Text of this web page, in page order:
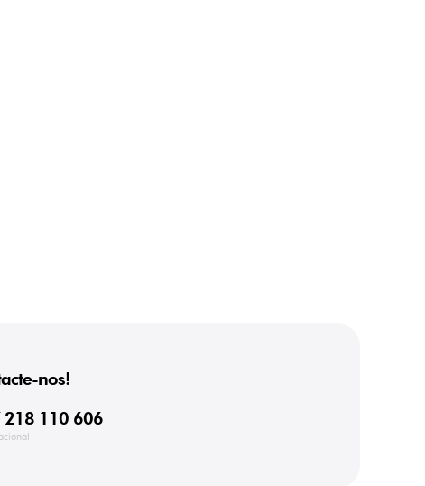
nos!
110 606